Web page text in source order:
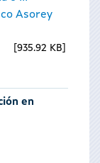
Asorey
935.92 KB
en